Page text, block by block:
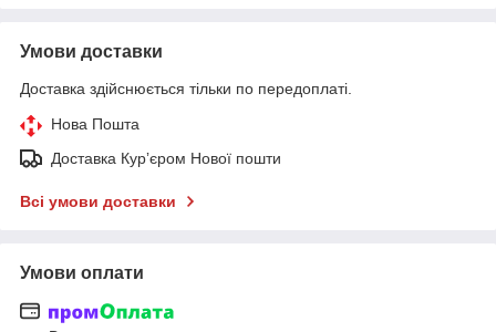
Умови доставки
Доставка здійснюється тільки по передоплаті.
Нова Пошта
Доставка Курʼєром Нової пошти
Всі умови доставки
Умови оплати